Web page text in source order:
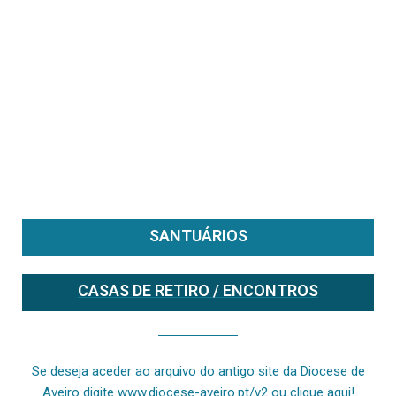
SANTUÁRIOS
CASAS DE RETIRO / ENCONTROS
Se deseja aceder ao arquivo do antigo site da Diocese de
Aveiro digite www.diocese-aveiro.pt/v2 ou clique aqui!